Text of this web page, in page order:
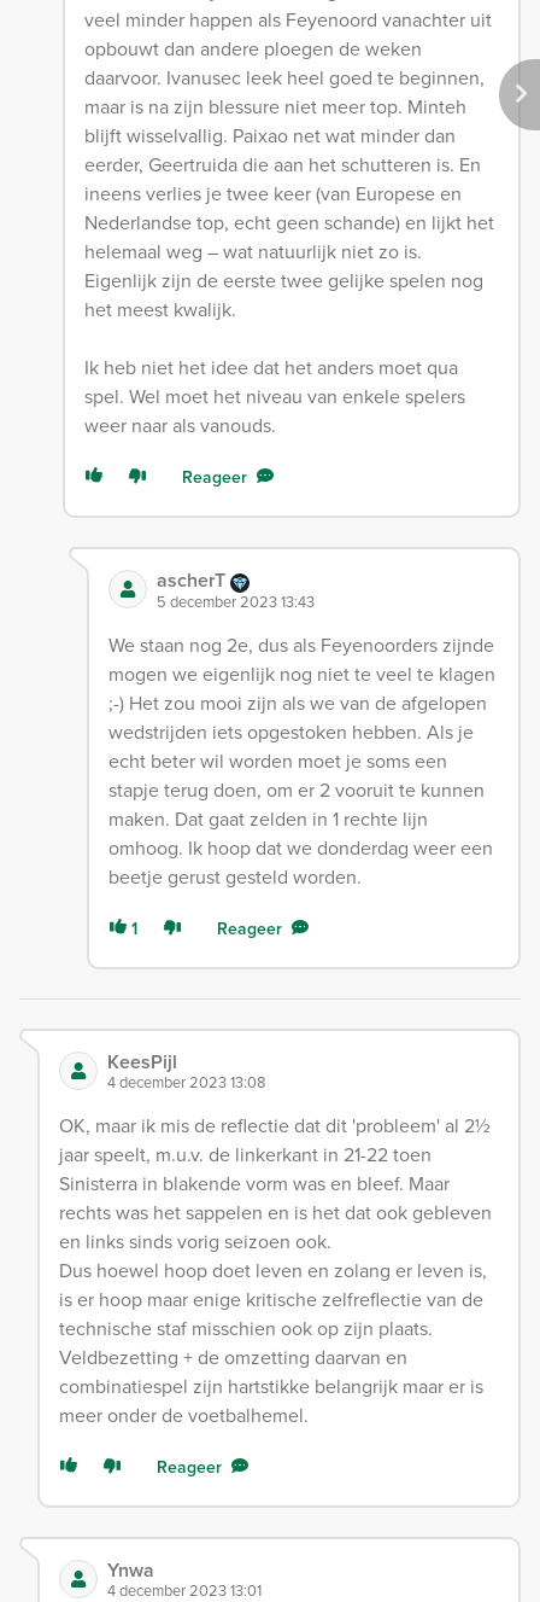
veel minder happen als Feyenoord vanachter uit
opbouwt dan andere ploegen de weken
daarvoor. Ivanusec leek heel goed te beginnen,
maar is na zijn blessure niet meer top. Minteh
blijft wisselvallig. Paixao net wat minder dan
eerder, Geertruida die aan het schutteren is. En
ineens verlies je twee keer (van Europese en
Nederlandse top, echt geen schande) en lijkt het
helemaal weg – wat natuurlijk niet zo is.
Eigenlijk zijn de eerste twee gelijke spelen nog
het meest kwalijk.
Ik heb niet het idee dat het anders moet qua
spel. Wel moet het niveau van enkele spelers
weer naar als vanouds.
Reageer
ascherT
5 december 2023 13:43
We staan nog 2e, dus als Feyenoorders zijnde
mogen we eigenlijk nog niet te veel te klagen
;-) Het zou mooi zijn als we van de afgelopen
wedstrijden iets opgestoken hebben. Als je
echt beter wil worden moet je soms een
stapje terug doen, om er 2 vooruit te kunnen
maken. Dat gaat zelden in 1 rechte lijn
omhoog. Ik hoop dat we donderdag weer een
beetje gerust gesteld worden.
1 Reageer
KeesPijl
4 december 2023 13:08
OK, maar ik mis de reflectie dat dit 'probleem' al 2½
jaar speelt, m.u.v. de linkerkant in 21-22 toen
Sinisterra in blakende vorm was en bleef. Maar
rechts was het sappelen en is het dat ook gebleven
en links sinds vorig seizoen ook.
Dus hoewel hoop doet leven en zolang er leven is,
is er hoop maar enige kritische zelfreflectie van de
technische staf misschien ook op zijn plaats.
Veldbezetting + de omzetting daarvan en
combinatiespel zijn hartstikke belangrijk maar er is
meer onder de voetbalhemel.
Reageer
Ynwa
4 december 2023 13:01